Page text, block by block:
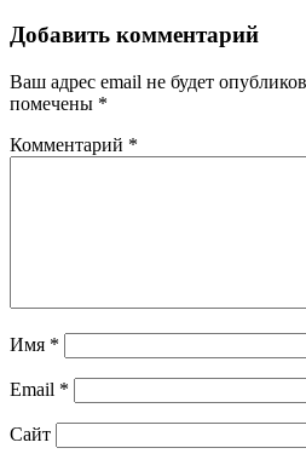
Добавить комментарий
Ваш адрес email не будет
помечены *
Комментарий *
Имя *
Email *
Сайт